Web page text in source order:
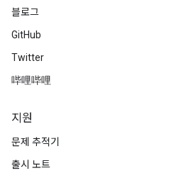
블로그
GitHub
Twitter
哔哩哔哩
지원
문제 추적기
출시 노트